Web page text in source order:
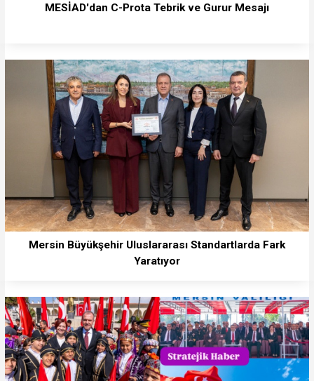
MESİAD'dan C-Prota Tebrik ve Gurur Mesajı
Mersin Büyükşehir Uluslararası Standartlarda Fark
Yaratıyor